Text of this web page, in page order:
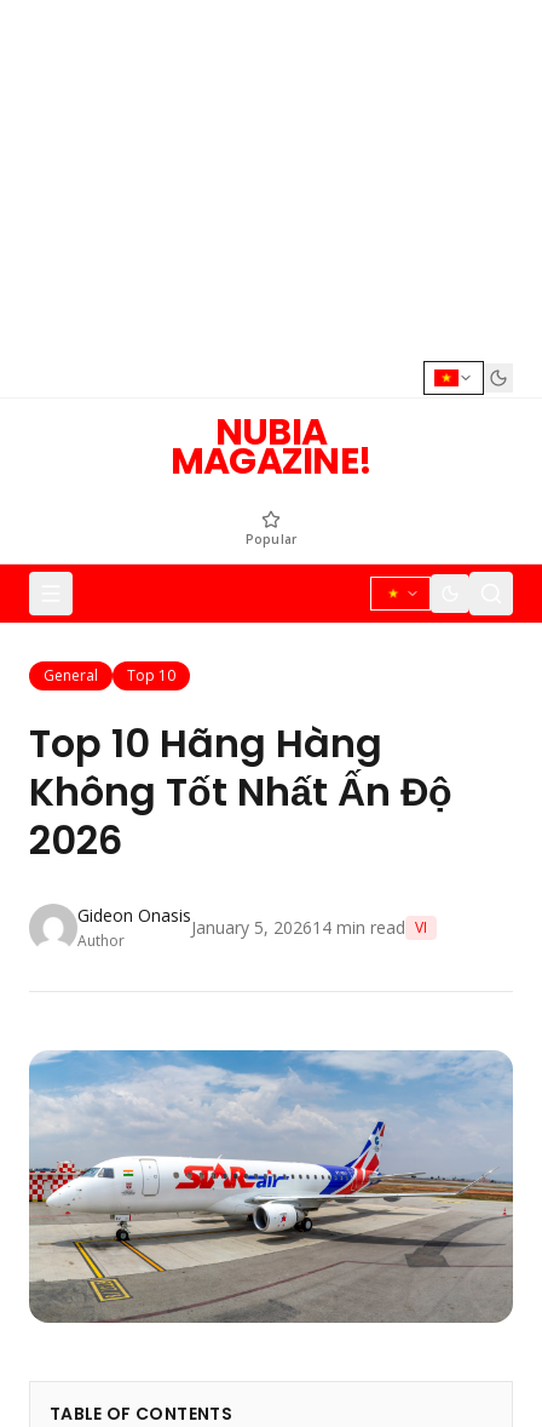
NUBIA
MAGAZINE!
Popular
General Top 10
Top 10 Hãng Hàng
Không Tốt Nhất Ấn Độ
2026
Gideon Onasis
Author
January 5, 202614 min read VI
TABLE OF CONTENTS